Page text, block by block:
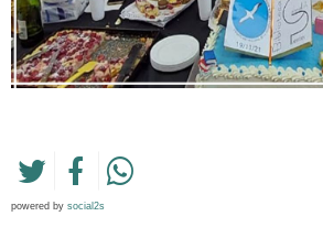
powered by social2s